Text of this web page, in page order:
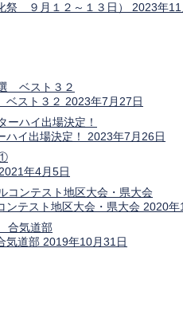
９月１２～１３日） 2023年
スト３２ 2023年7月27日
イ出場決定！ 2023年7月26日
2021年4月5日
テスト地区大会・県大会 2020年
気道部 2019年10月31日